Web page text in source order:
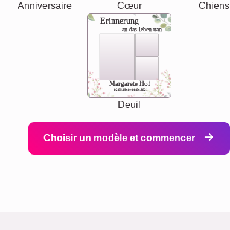
Anniversaire Cœur Chiens
Erinnerung
an das leben uan
Margarete Hof
02.05.1940 - 08.04.2021
Deuil
Choisir un modèle et commencer